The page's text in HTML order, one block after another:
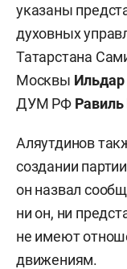
указаны
духовных
Татарстана
Москвы Ильдар
ДУМ РФ Равиль
Аляутдинов
создании
он назвал
ни он, ни
не имеют
движениям.